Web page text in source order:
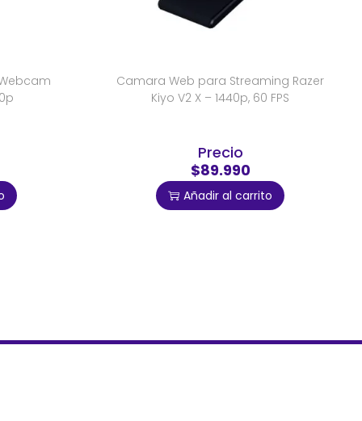
Camara Web para Streaming Razer
Kiyo V2 X – 1440p, 60 FPS
Precio
$89.990
Añadir al carrito